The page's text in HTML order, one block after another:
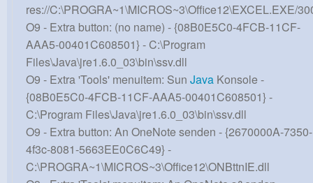
res://C:\PROGRA~1\MICROS~3\Office12\EXCEL.EXE/
O9 - Extra button: (no name) - {08B0E5C0-4FCB-11CF-
AAA5-00401C608501} - C:\Program
Files\Java\jre1.6.0_03\bin\ssv.dll
O9 - Extra 'Tools' menuitem: Sun Java Konsole -
{08B0E5C0-4FCB-11CF-AAA5-00401C608501} -
C:\Program Files\Java\jre1.6.0_03\bin\ssv.dll
O9 - Extra button: An OneNote senden - {2670000A-7350-
4f3c-8081-5663EE0C6C49} -
C:\PROGRA~1\MICROS~3\Office12\ONBttnIE.dll